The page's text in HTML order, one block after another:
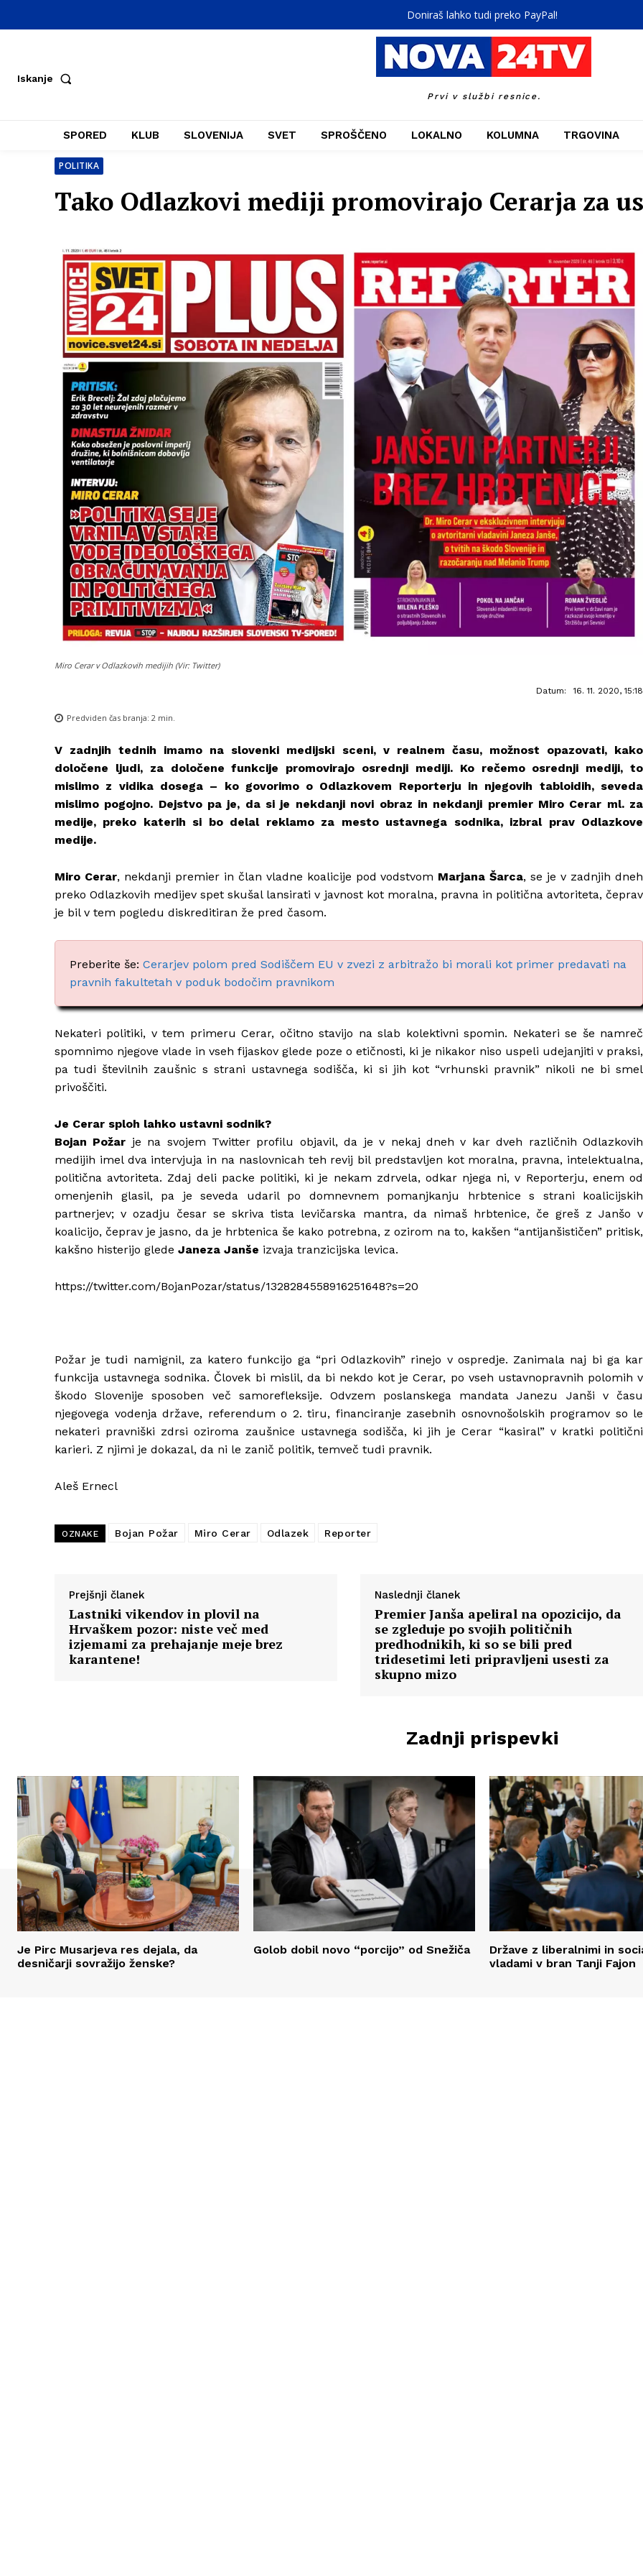
Doniraš lahko tudi preko PayPal!
Iskanje
Prvi v službi resnice.
SPORED KLUB SLOVENIJA SVET SPROŠČENO LOKALNO KOLUMNA TRGOVINA
POLITIKA
Tako Odlazkovi mediji promovirajo Cerarja za
Miro Cerar v Odlazkovih medijih (Vir: Twitter)
Datum: 16. 11. 2020, 15:18
Predviden čas branja: 2 min.
V zadnjih tednih imamo na slovenki medijski sceni, v realnem času, možnost opazovati, kako
določene ljudi, za določene funkcije promovirajo osrednji mediji. Ko rečemo osrednji mediji, to
mislimo z vidika dosega – ko govorimo o Odlazkovem Reporterju in njegovih tabloidih, seveda
mislimo pogojno. Dejstvo pa je, da si je nekdanji novi obraz in nekdanji premier Miro Cerar ml. za
medije, preko katerih si bo delal reklamo za mesto ustavnega sodnika, izbral prav Odlazkove
medije.
Miro Cerar, nekdanji premier in član vladne koalicije pod vodstvom Marjana Šarca, se je v zadnjih dneh
preko Odlazkovih medijev spet skušal lansirati v javnost kot moralna, pravna in politična avtoriteta, čeprav
je bil v tem pogledu diskreditiran že pred časom.
Preberite še: Cerarjev polom pred Sodiščem EU v zvezi z arbitražo bi morali kot primer predavati na
pravnih fakultetah v poduk bodočim pravnikom
Nekateri politiki, v tem primeru Cerar, očitno stavijo na slab kolektivni spomin. Nekateri se še namreč
spomnimo njegove vlade in vseh fijaskov glede poze o etičnosti, ki je nikakor niso uspeli udejanjiti v praksi,
pa tudi številnih zaušnic s strani ustavnega sodišča, ki si jih kot “vrhunski pravnik” nikoli ne bi smel
privoščiti.
Je Cerar sploh lahko ustavni sodnik?
Bojan Požar je na svojem Twitter profilu objavil, da je v nekaj dneh v kar dveh različnih Odlazkovih
medijih imel dva intervjuja in na naslovnicah teh revij bil predstavljen kot moralna, pravna, intelektualna,
politična avtoriteta. Zdaj deli packe politiki, ki je nekam zdrvela, odkar njega ni, v Reporterju, enem od
omenjenih glasil, pa je seveda udaril po domnevnem pomanjkanju hrbtenice s strani koalicijskih
partnerjev; v ozadju česar se skriva tista levičarska mantra, da nimaš hrbtenice, če greš z Janšo v
koalicijo, čeprav je jasno, da je hrbtenica še kako potrebna, z ozirom na to, kakšen “antijanšističen” pritisk,
kakšno histerijo glede Janeza Janše izvaja tranzicijska levica.
https://twitter.com/BojanPozar/status/1328284558916251648?s=20
Požar je tudi namignil, za katero funkcijo ga “pri Odlazkovih” rinejo v ospredje. Zanimala naj bi ga kar
funkcija ustavnega sodnika. Človek bi mislil, da bi nekdo kot je Cerar, po vseh ustavnopravnih polomih v
škodo Slovenije sposoben več samorefleksije. Odvzem poslanskega mandata Janezu Janši v času
njegovega vodenja države, referendum o 2. tiru, financiranje zasebnih osnovnošolskih programov so le
nekateri pravniški zdrsi oziroma zaušnice ustavnega sodišča, ki jih je Cerar “kasiral” v kratki politični
karieri. Z njimi je dokazal, da ni le zanič politik, temveč tudi pravnik.
Aleš Ernecl
OZNAKE Bojan Požar Miro Cerar Odlazek Reporter
Prejšnji članek
Lastniki vikendov in plovil na
Hrvaškem pozor: niste več med
izjemami za prehajanje meje brez
karantene!
Naslednji članek
Premier Janša apeliral na opozicijo, da
se zgleduje po svojih političnih
predhodnikih, ki so se bili pred
tridesetimi leti pripravljeni usesti za
skupno mizo
Zadnji prispevki
Je Pirc Musarjeva res dejala, da
desničarji sovražijo ženske?
Golob dobil novo “porcijo” od Snežiča
Države z liberalnimi in
vladami v bran Tanji Fajon